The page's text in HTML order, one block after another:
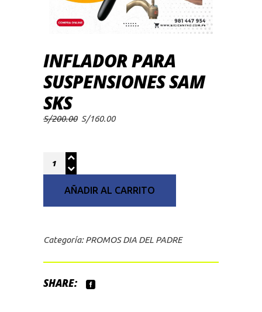
INFLADOR PARA
SUSPENSIONES SAM
SKS
S/200.00 El
precio
S/160.00El
Quantity
AÑADIR AL CARRITO
Categoría:PROMOS DIA DEL PADRE
SHARE: